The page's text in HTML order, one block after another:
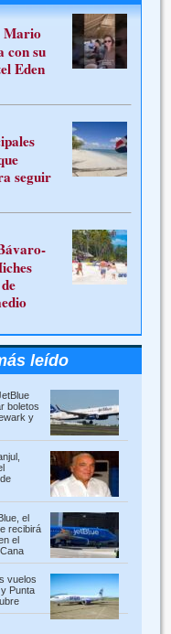
Mario
con su
Eden
seguir
leído
boletos
y
el
recibirá
el
vuelos
Punta